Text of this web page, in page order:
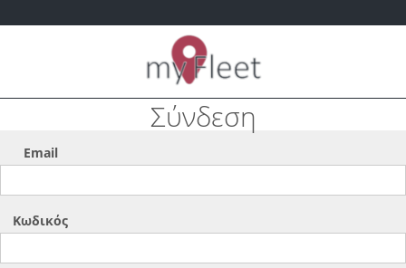
Αρχική
Σύνδεση
Email
Κωδικός